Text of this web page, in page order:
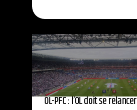
OL-PFC : l’OL doit se relancer